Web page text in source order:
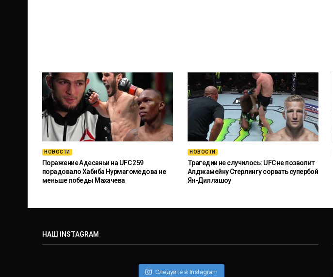
НОВОСТИ
Поражение Адесаньи на UFC 259
порадовало Хабиба Нурмагомедова не
меньше победы Махачева
НОВОСТИ
Трагедии не случилось: UFC не позволит
Алджамейну Стерлингу сорвать супербой
Ян-Диллашоу
НАШ INSTAGRAM
Следуйте в Instagram